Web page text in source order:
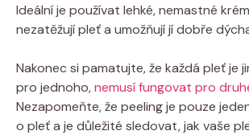
Ideální ⁤je ​používat ‍lehké, nemastné
nezatěžují pleť a umožňují jí dobře
Nakonec si pamatujte, že každá pleť je⁣
⁢pro jednoho,nemusí fungovat pro
Nezapomeňte,‍ že peeling je⁢ pouze
o pleť ‌a je důležité sledovat, jak vaše